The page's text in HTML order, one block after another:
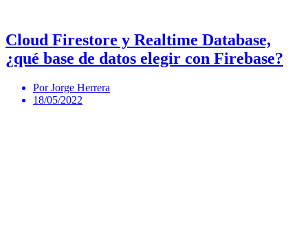
Cloud Firestore y Realtime Database,
¿qué base de datos elegir con Firebase?
Por Jorge Herrera
18/05/2022